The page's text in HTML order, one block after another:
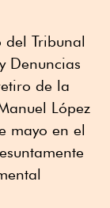
Tribunal
Denuncias
de la
López
mayo en el